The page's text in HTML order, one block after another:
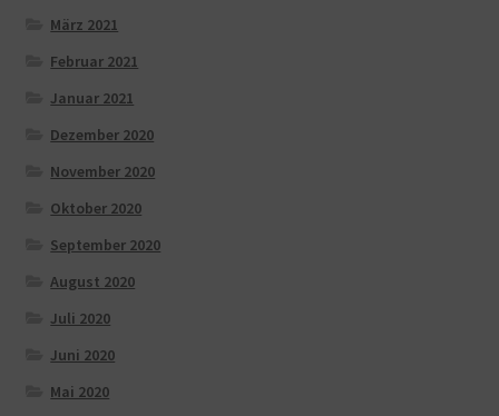
März 2021
Februar 2021
Januar 2021
Dezember 2020
November 2020
Oktober 2020
September 2020
August 2020
Juli 2020
Juni 2020
Mai 2020